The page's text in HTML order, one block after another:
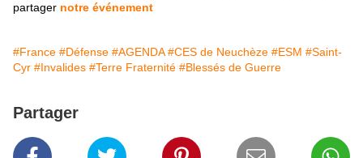
partager notre événement
#France #Défense #AGENDA #CES de Neuchèze #ESM #Saint-
Cyr #Invalides #Terre Fraternité #Blessés de Guerre
Partager